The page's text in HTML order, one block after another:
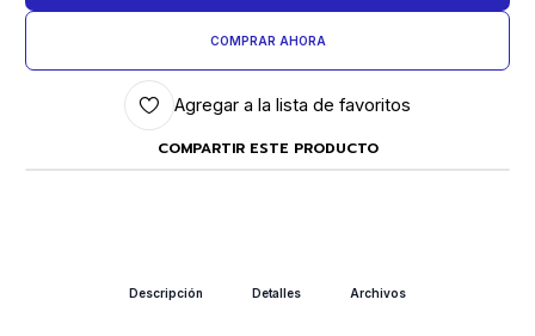
COMPRAR AHORA
Agregar a la lista de favoritos
COMPARTIR ESTE PRODUCTO
Descripción Detalles Archivos